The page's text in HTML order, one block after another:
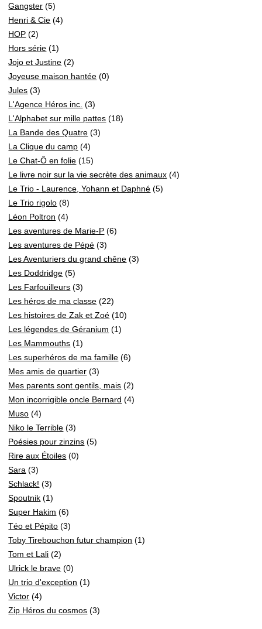
Gangster (5)
Henri & Cie (4)
HOP (2)
Hors série (1)
Jojo et Justine (2)
Joyeuse maison hantée (0)
Jules (3)
L'Agence Héros inc. (3)
L'Alphabet sur mille pattes (18)
La Bande des Quatre (3)
La Clique du camp (4)
Le Chat-Ô en folie (15)
Le livre noir sur la vie secrète des animaux (4)
Le Trio - Laurence, Yohann et Daphné (5)
Le Trio rigolo (8)
Léon Poltron (4)
Les aventures de Marie-P (6)
Les aventures de Pépé (3)
Les Aventuriers du grand chêne (3)
Les Doddridge (5)
Les Farfouilleurs (3)
Les héros de ma classe (22)
Les histoires de Zak et Zoé (10)
Les légendes de Géranium (1)
Les Mammouths (1)
Les superhéros de ma famille (6)
Mes amis de quartier (3)
Mes parents sont gentils, mais (2)
Mon incorrigible oncle Bernard (4)
Muso (4)
Niko le Terrible (3)
Poésies pour zinzins (5)
Rire aux Étoiles (0)
Sara (3)
Schlack! (3)
Spoutnik (1)
Super Hakim (6)
Téo et Pépito (3)
Toby Tirebouchon futur champion (1)
Tom et Lali (2)
Ulrick le brave (0)
Un trio d'exception (1)
Victor (4)
Zip Héros du cosmos (3)